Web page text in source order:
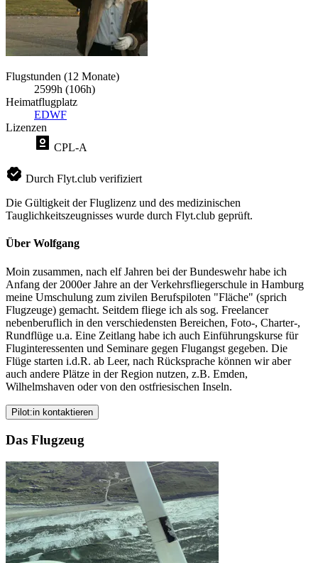
Flugstunden (12 Monate)
2599h (106h)
Heimatflugplatz
EDWF
Lizenzen
CPL-A
Durch Flyt.club verifiziert
Die Gültigkeit der Fluglizenz und des medizinischen
Tauglichkeitszeugnisses wurde durch Flyt.club geprüft.
Über Wolfgang
Moin zusammen, nach elf Jahren bei der Bundeswehr habe ich
Anfang der 2000er Jahre an der Verkehrsfliegerschule in Hamburg
meine Umschulung zum zivilen Berufspiloten "Fläche" (sprich
Flugzeuge) gemacht. Seitdem fliege ich als sog. Freelancer
nebenberuflich in den verschiedensten Bereichen, Foto-, Charter-,
Rundflüge u.a. Eine Zeitlang habe ich auch Einführungskurse für
Fluginteressenten und Seminare gegen Flugangst gegeben. Die
Flüge starten i.d.R. ab Leer, nach Rücksprache können wir aber
auch andere Plätze in der Region nutzen, z.B. Emden,
Wilhelmshaven oder von den ostfriesischen Inseln.
Pilot:in kontaktieren
Das Flugzeug